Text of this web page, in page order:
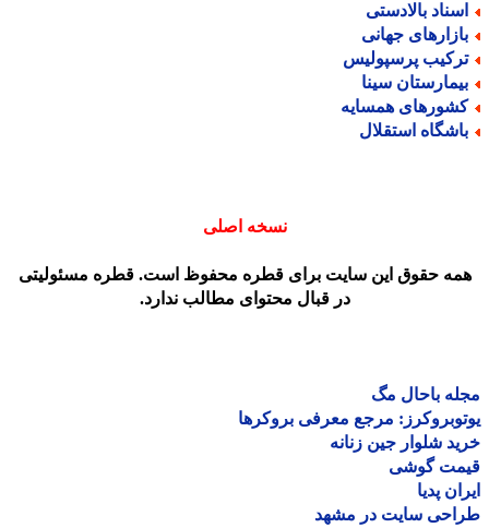
بالادستی
جهانی
پرسپولیس
سینا
همسایه
استقلال
نسخه اصلی
حقوق این سایت برای قطره محفوظ است. قطره مسئولیتی
در قبال محتوای مطالب ندارد.
باحال مگ
مرجع معرفی بروکرها
شلوار جین زنانه
گوشی
پدیا
سایت در مشهد